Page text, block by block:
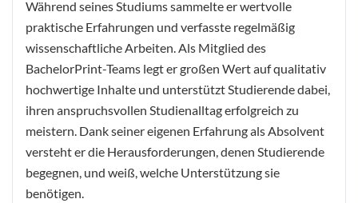
Während seines Studiums sammelte er wertvolle
praktische Erfahrungen und verfasste regelmäßig
wissenschaftliche Arbeiten. Als Mitglied des
BachelorPrint-Teams legt er großen Wert auf qualitativ
hochwertige Inhalte und unterstützt Studierende dabei,
ihren anspruchsvollen Studienalltag erfolgreich zu
meistern. Dank seiner eigenen Erfahrung als Absolvent
versteht er die Herausforderungen, denen Studierende
begegnen, und weiß, welche Unterstützung sie
benötigen.